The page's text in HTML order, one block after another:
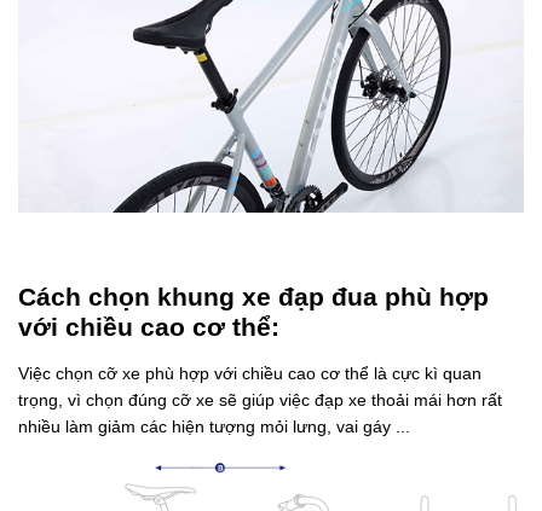
Cách chọn khung xe đạp đua phù hợp
với chiều cao cơ thể:
Việc chọn cỡ xe phù hợp với chiều cao cơ thể là cực kì quan
trọng, vì chọn đúng cỡ xe sẽ giúp việc đạp xe thoải mái hơn rất
nhiều làm giảm các hiện tượng mỏi lưng, vai gáy ...